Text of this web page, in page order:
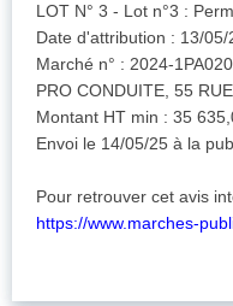
LOT N° 3 - Lot n°3 :
Date d'attribution : 13/05/
Marché n° : 2024-
PRO CONDUITE, 55
Montant HT min : 35
Envoi le 14/05/25 à la
Pour retrouver cet avis
https://www.marches-